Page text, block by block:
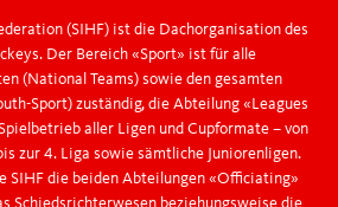
(SIHF) ist die Dachorganisation des
Der Bereich «Sport» ist für alle
(National Teams) sowie den gesamten
Sport) zuständig, die Abteilung «Leagues
aller Ligen und Cupformate – von
zur 4. Liga sowie sämtliche Juniorenligen.
SIHF die beiden Abteilungen «Officiating»